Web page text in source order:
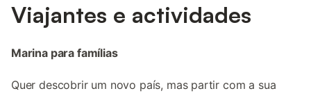
Viajantes e actividades
Marina para famílias
Quer descobrir um novo país, mas partir com a sua